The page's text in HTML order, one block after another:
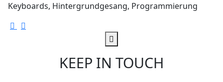
Keyboards, Hintergrundgesang, Programmierung
KEEP IN TOUCH